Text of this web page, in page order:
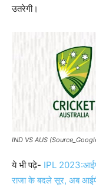
उतरेगी।
IND VS AUS
ये भी पढ़े- IPL
राजा के बदले सूर, अब